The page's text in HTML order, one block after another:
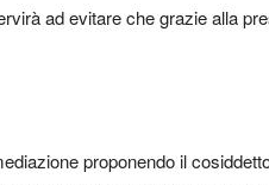
ad evitare che grazie alla
proponendo il